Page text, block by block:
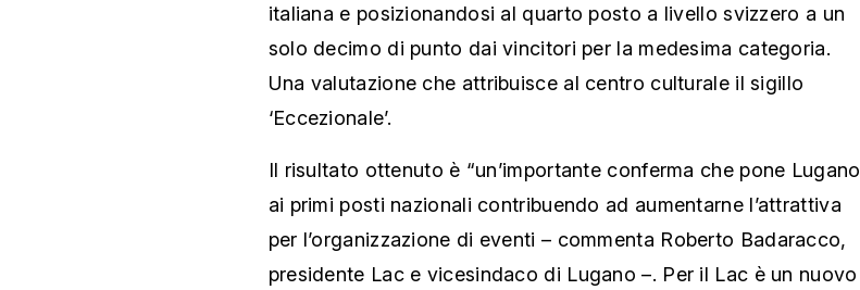
italiana e posizionandosi al quarto posto a livello svizzero a un
solo decimo di punto dai vincitori per la medesima categoria.
Una valutazione che attribuisce al centro culturale il sigillo
‘Eccezionale’.
Il risultato ottenuto è “un’importante conferma che pone Lugano
ai primi posti nazionali contribuendo ad aumentarne l’attrattiva
per l’organizzazione di eventi – commenta Roberto Badaracco,
presidente Lac e vicesindaco di Lugano –. Per il Lac è un nuovo